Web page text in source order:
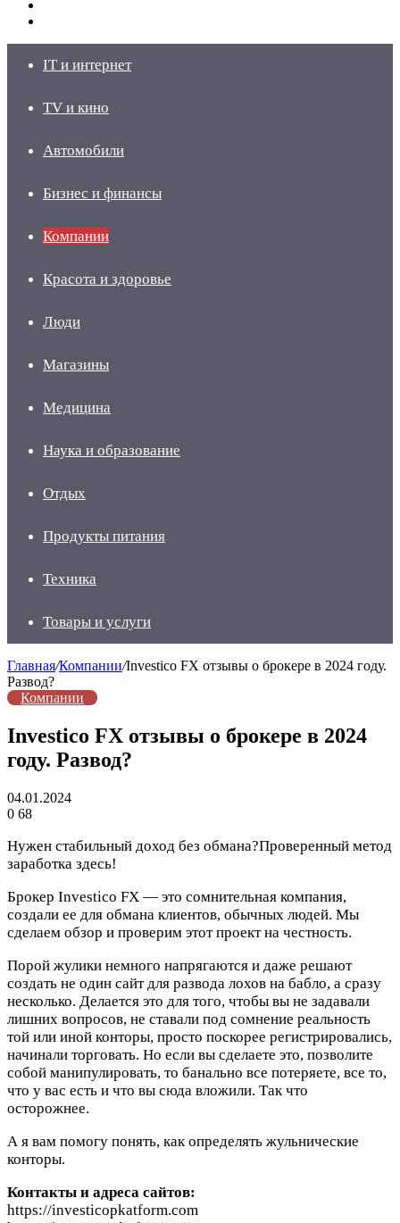
IT и интернет
TV и кино
Автомобили
Бизнес и финансы
Компании
Красота и здоровье
Люди
Магазины
Медицина
Наука и образование
Отдых
Продукты питания
Техника
Товары и услуги
Главная/Компании/Investico FX отзывы о брокере в 2024 году.
Развод?
Компании
Investico FX отзывы о брокере в 2024
году. Развод?
04.01.2024
0 68
Нужен стабильный доход без обмана?Проверенный метод
заработка здесь!
Брокер Investico FX — это сомнительная компания,
создали ее для обмана клиентов, обычных людей. Мы
сделаем обзор и проверим этот проект на честность.
Порой жулики немного напрягаются и даже решают
создать не один сайт для развода лохов на бабло, а сразу
несколько. Делается это для того, чтобы вы не задавали
лишних вопросов, не ставали под сомнение реальность
той или иной конторы, просто поскорее регистрировались,
начинали торговать. Но если вы сделаете это, позволите
собой манипулировать, то банально все потеряете, все то,
что у вас есть и что вы сюда вложили. Так что
осторожнее.
А я вам помогу понять, как определять жульнические
конторы.
Контакты и адреса сайтов:
https://investicopkatform.com